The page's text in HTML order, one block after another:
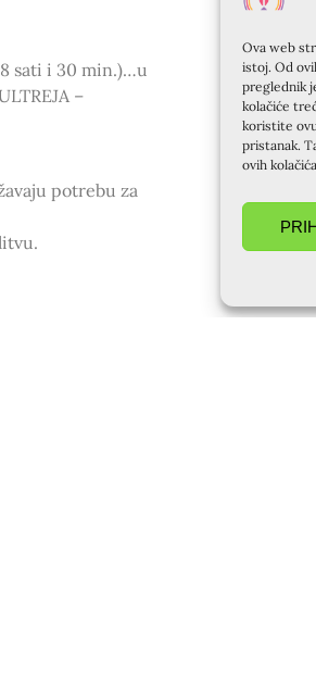
Ova web
istoj. Od
preglednik
kolačiće
koristite
pristanak.
ovih
sati i 30 min.)…u
–
potrebu za